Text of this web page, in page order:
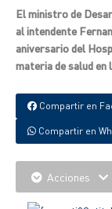
El ministro de
al intendente
aniversario del
materia de salud en
Compartir en
Compartir en
Acciones